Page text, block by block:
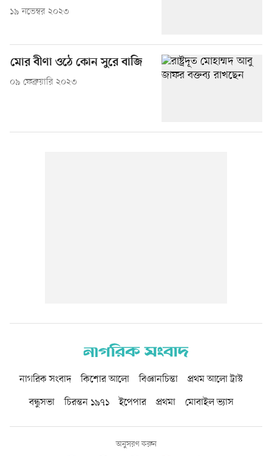
১৯ নভেম্বর ২০২৩
মোর বীণা ওঠে কোন সুরে বাজি
০৯ ফেব্রুয়ারি ২০২৩
নাগরিক সংবাদ কিশোর আলো বিজ্ঞানচিন্তা
প্রথম আলো ট্রাস্ট
বন্ধুসভা
চিরন্তন ১৯৭১ ইপেপার প্রথমা মোবাইল ভ্যাস
অনুসরণ করুন